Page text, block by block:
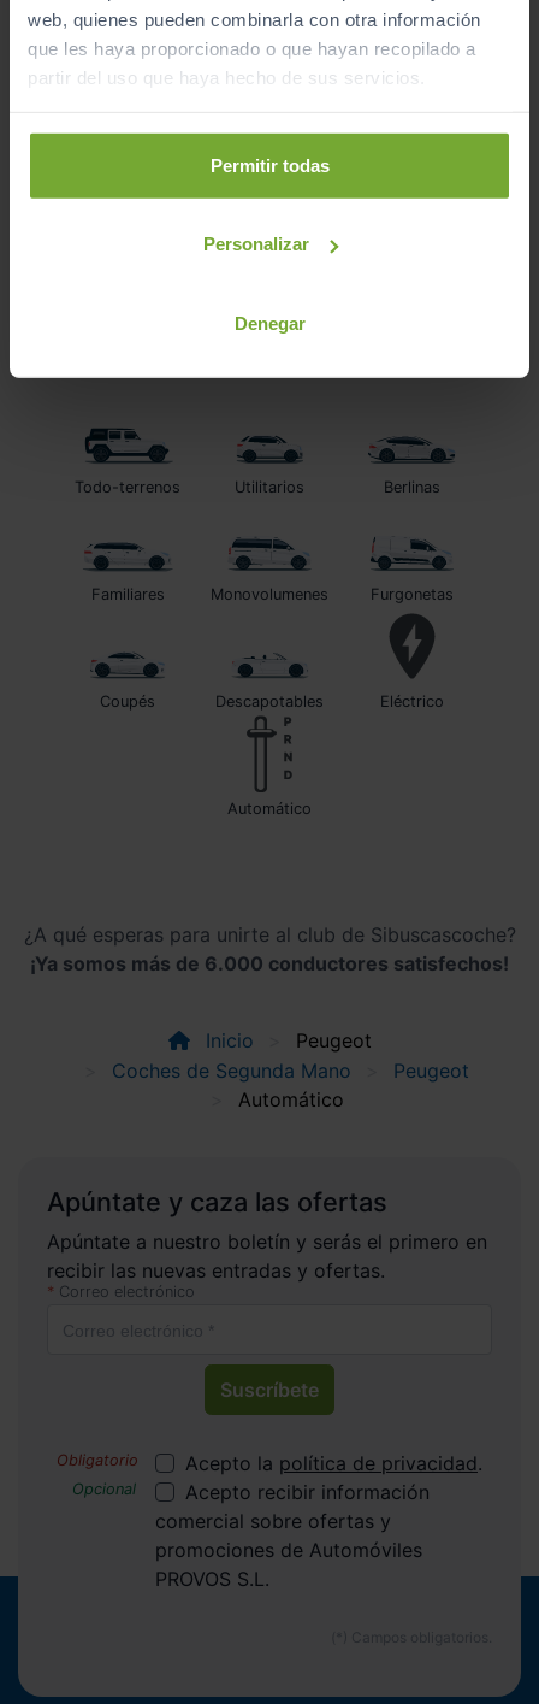
web, quienes pueden combinarla con otra información
que les haya proporcionado o que hayan recopilado a
partir del uso que haya hecho de sus servicios.
Permitir todas
Personalizar
Denegar
Diésel
C
Todo-terrenos Utilitarios Berlinas
Familiares Monovolumenes Furgonetas
Coupés Descapotables Eléctrico
automático
¿A qué esperas para unirte al club de Sibuscascoche?
¡Ya somos más de 6.000 conductores satisfechos!
Inicio
Peugeot
Coches de Segunda Mano
Peugeot
Automático
Apúntate y caza las ofertas
Apúntate a nuestro boletín y serás el primero en
recibir las nuevas entradas y ofertas.
Correo electrónico
Suscríbete
Acepto la política de privacidad.
Acepto recibir información
comercial sobre ofertas y
promociones de Automóviles
PROVOS S.L.